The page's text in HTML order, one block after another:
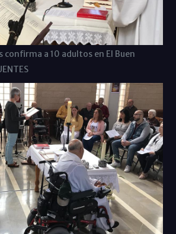
confirma a 10 adultos en El Buen